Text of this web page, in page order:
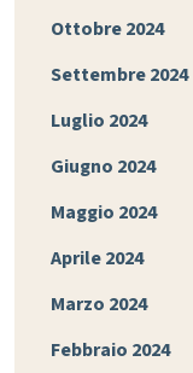
Ottobre 2024
Settembre 2024
Luglio 2024
Giugno 2024
Maggio 2024
Aprile 2024
Marzo 2024
Febbraio 2024